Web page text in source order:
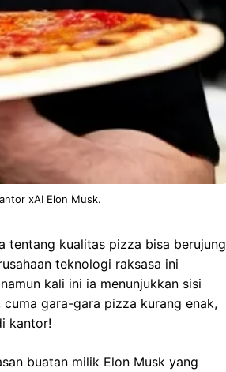
xAI Elon Musk.
tentang kualitas pizza bisa berujung
teknologi raksasa ini
kali ini ia menunjukkan sisi
gara-gara pizza kurang enak,
kantor!
buatan milik Elon Musk yang